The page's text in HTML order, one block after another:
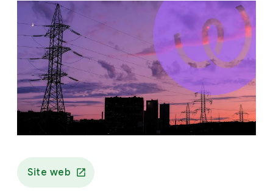
Site web